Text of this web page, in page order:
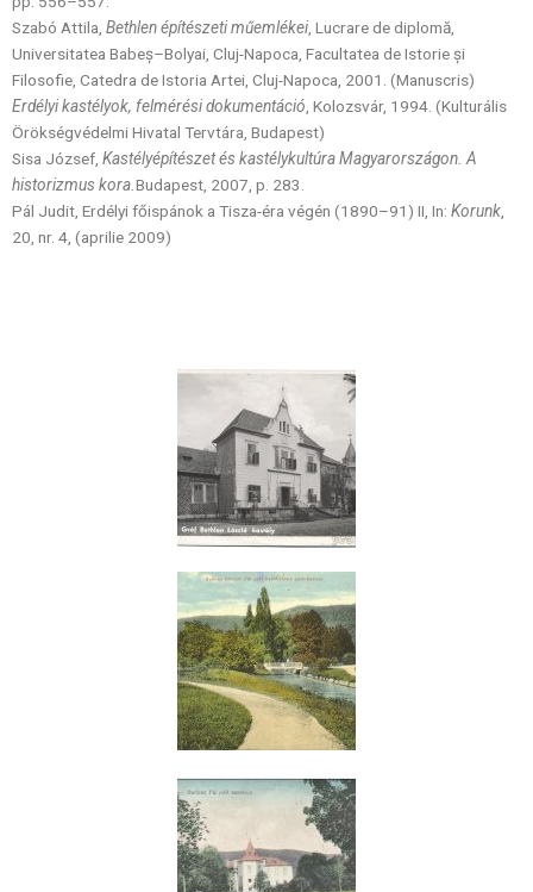
Szabó Attila, Bethlen építészeti műemlékei, Lucrare de diplomă,
Universitatea Babeş–Bolyai, Cluj-Napoca, Facultatea de Istorie şi
Filosofie, Catedra de Istoria Artei, Cluj-Napoca, 2001. (Manuscris)
Erdélyi kastélyok, felmérési dokumentáció, Kolozsvár, 1994. (Kulturális
Örökségvédelmi Hivatal Tervtára, Budapest)
Sisa József, Kastélyépítészet és kastélykultúra Magyarországon. A
historizmus kora.Budapest, 2007, p. 283.
Pál Judit, Erdélyi főispánok a Tisza-éra végén (1890–91) II, In: Korunk,
20, nr. 4, (aprilie 2009)